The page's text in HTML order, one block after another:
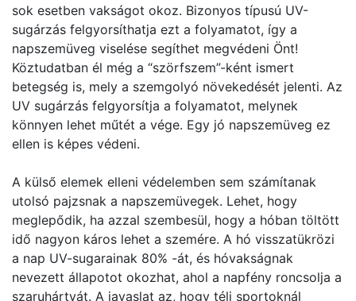
sok esetben vakságot okoz. Bizonyos típusú UV-
sugárzás felgyorsíthatja ezt a folyamatot, így a
napszemüveg viselése segíthet megvédeni Önt!
Köztudatban él még a “szörfszem”-ként ismert
betegség is, mely a szemgolyó növekedését jelenti. Az
UV sugárzás felgyorsítja a folyamatot, melynek
könnyen lehet műtét a vége. Egy jó napszemüveg ez
ellen is képes védeni.
A külső elemek elleni védelemben sem számítanak
utolsó pajzsnak a napszemüvegek. Lehet, hogy
meglepődik, ha azzal szembesül, hogy a hóban töltött
idő nagyon káros lehet a szemére. A hó visszatükrözi
a nap UV-sugarainak 80% -át, és hóvakságnak
nevezett állapotot okozhat, ahol a napfény roncsolja a
szaruhártyát. A javaslat az, hogy téli sportoknál